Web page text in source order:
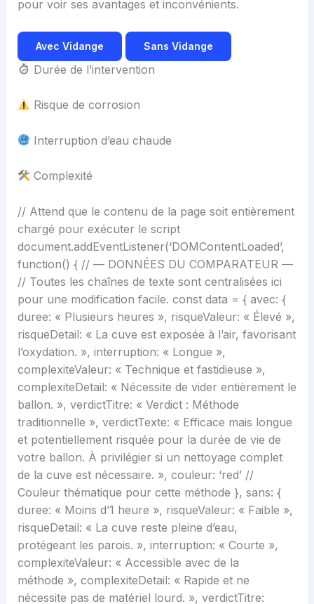
pour voir ses avantages et inconvénients.
Avec Vidange Sans Vidange
Durée de l’intervention
Risque de corrosion
Interruption d’eau chaude
Complexité
// Attend que le contenu de la page soit entièrement
chargé pour exécuter le script
document.addEventListener(‘DOMContentLoaded’,
function() { // — DONNÉES DU COMPARATEUR —
// Toutes les chaînes de texte sont centralisées ici
pour une modification facile. const data = { avec: {
duree: « Plusieurs heures », risqueValeur: « Élevé »,
risqueDetail: « La cuve est exposée à l’air, favorisant
l’oxydation. », interruption: « Longue »,
complexiteValeur: « Technique et fastidieuse »,
complexiteDetail: « Nécessite de vider entièrement le
ballon. », verdictTitre: « Verdict : Méthode
traditionnelle », verdictTexte: « Efficace mais longue
et potentiellement risquée pour la durée de vie de
votre ballon. À privilégier si un nettoyage complet
de la cuve est nécessaire. », couleur: ‘red’ //
Couleur thématique pour cette méthode }, sans: {
duree: « Moins d’1 heure », risqueValeur: « Faible »,
risqueDetail: « La cuve reste pleine d’eau,
protégeant les parois. », interruption: « Courte »,
complexiteValeur: « Accessible avec de la
méthode », complexiteDetail: « Rapide et ne
nécessite pas de matériel lourd. », verdictTitre: